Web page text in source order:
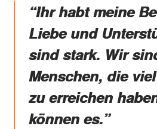
“Ihr habt meine
Liebe und
sind stark. Wir
Menschen, die
zu erreichen
können es.”